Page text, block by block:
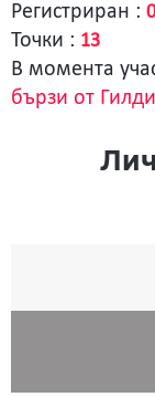
Регистриран :
Точки : 13
В момента
бързи от